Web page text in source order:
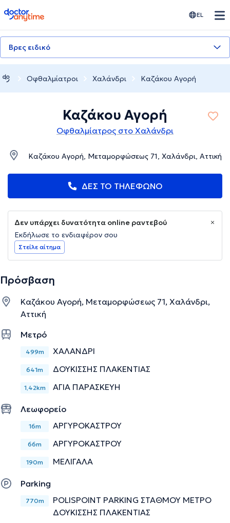
doctoranytime EL
Βρες ειδικό
Οφθαλμίατροι Χαλάνδρι Καζάκου Αγορή
Καζάκου Αγορή
Οφθαλμίατρος στο Χαλάνδρι
Καζάκου Αγορή, Μεταμορφώσεως 71, Χαλάνδρι, Αττική
ΔΕΣ ΤΟ ΤΗΛΕΦΩΝΟ
Δεν υπάρχει δυνατότητα online ραντεβού
Εκδήλωσε το ενδιαφέρον σου
Στείλε αίτημα
Πρόσβαση
Καζάκου Αγορή, Μεταμορφώσεως 71, Χαλάνδρι,
Αττική
Μετρό
499m ΧΑΛΑΝΔΡΙ
641m ΔΟΥΚΙΣΣΗΣ ΠΛΑΚΕΝΤΙΑΣ
1,42km ΑΓΙΑ ΠΑΡΑΣΚΕΥΗ
Λεωφορείο
16m ΑΡΓΥΡΟΚΑΣΤΡΟΥ
66m ΑΡΓΥΡΟΚΑΣΤΡΟΥ
190m ΜΕΛΙΓΑΛΑ
Parking
770m
POLISPOINT PARKING ΣΤΑΘΜΟΥ ΜΕΤΡΟ
ΔΟΥΚΙΣΣΗΣ ΠΛΑΚΕΝΤΙΑΣ